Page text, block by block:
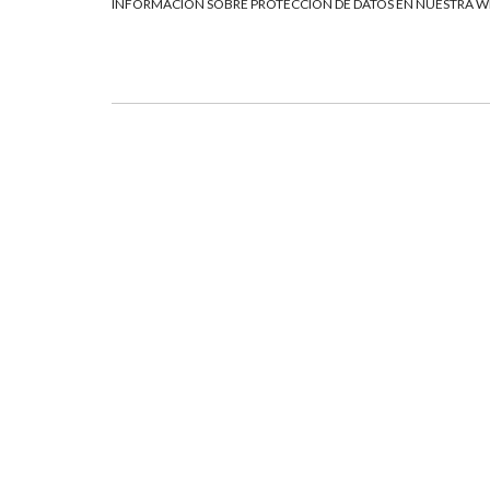
INFORMACIÓN SOBRE PROTECCIÓN DE DATOS EN NUESTRA